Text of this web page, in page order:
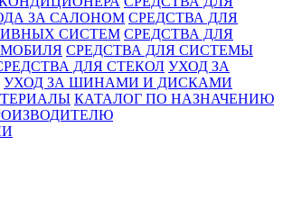
ЗА САЛОНОМ СРЕДСТВА ДЛЯ
СИСТЕМ СРЕДСТВА ДЛЯ
СРЕДСТВА ДЛЯ СИСТЕМЫ
ДЛЯ СТЕКОЛ УХОД ЗА
УХОД ЗА ШИНАМИ И ДИСКАМИ
КАТАЛОГ ПО НАЗНАЧЕНИЮ